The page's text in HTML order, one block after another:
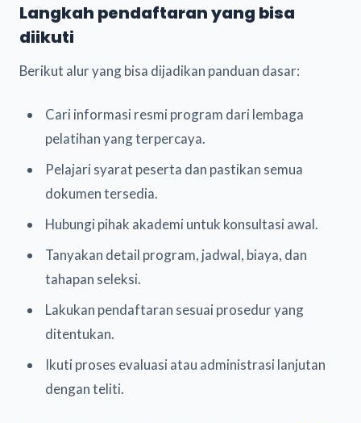
Langkah pendaftaran yang bisa
diikuti
Berikut alur yang bisa dijadikan panduan dasar:
Cari informasi resmi program dari lembaga
pelatihan yang terpercaya.
Pelajari syarat peserta dan pastikan semua
dokumen tersedia.
Hubungi pihak akademi untuk konsultasi awal.
Tanyakan detail program, jadwal, biaya, dan
tahapan seleksi.
Lakukan pendaftaran sesuai prosedur yang
ditentukan.
Ikuti proses evaluasi atau administrasi lanjutan
dengan teliti.